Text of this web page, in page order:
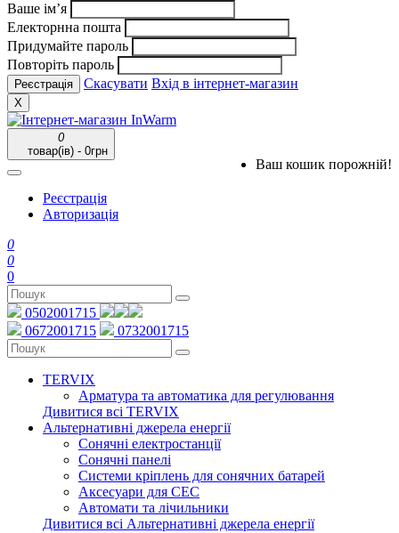
Ваше ім’я
Електорнна пошта
Придумайте пароль
Повторіть пароль
Скасувати Вхід в інтернет-магазин
X
0
товар(ів) - 0грн
Ваш кошик порожній!
Реєстрація
Авторизація
0
0
0
0502001715
0672001715
0732001715
TERVIX
Арматура та автоматика для регулювання
Дивитися всі TERVIX
Альтернативні джерела енергії
Сонячні електростанції
Сонячні панелі
Системи кріплень для сонячних батарей
Аксесуари для СЕС
Автомати та лічильники
Дивитися всі Альтернативні джерела енергії